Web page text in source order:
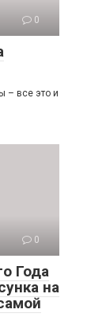
0
– все это и
0
Года
на